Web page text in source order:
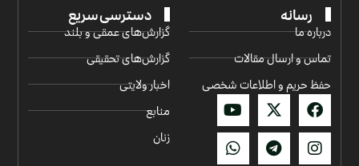
رسانه
درباره ما
تماس و ارسال مقالات
حفظ حریم و اطلاعات شخصی
دسترسی سریع
گزارش‌‌های عمقی و بلند
گزارش‌های تحقیقی
اخبار ولایتی
منابع
زنان